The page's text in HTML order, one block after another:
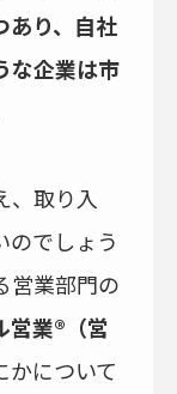
あり、自社
な企業は市
、取り入
のでしょう
営業部門の
営業®（営
かについて